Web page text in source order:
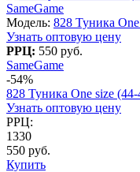
SameGame
Модель: 828 Туника
Узнать оптовую цену
РРЦ: 550 руб.
SameGame
-54%
828 Туника One size
Узнать оптовую цену
РРЦ:
1330
550 руб.
Купить